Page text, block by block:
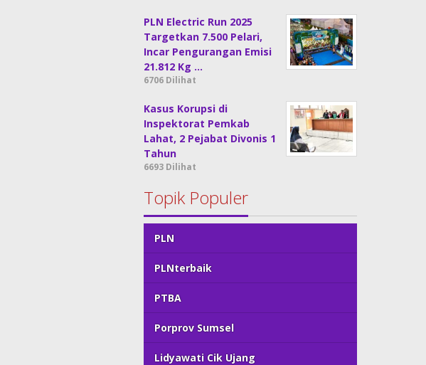
PLN Electric Run 2025
Targetkan 7.500 Pelari,
Incar Pengurangan Emisi
21.812 Kg …
6706 Dilihat
Kasus Korupsi di
Inspektorat Pemkab
Lahat, 2 Pejabat Divonis 1
Tahun
6693 Dilihat
Topik Populer
PLN
PLNterbaik
PTBA
Porprov Sumsel
Lidyawati Cik Ujang